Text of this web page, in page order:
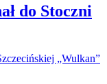
do Stoczni